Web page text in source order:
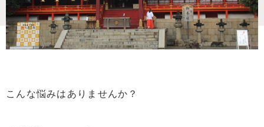
こんな悩みはありませんか？